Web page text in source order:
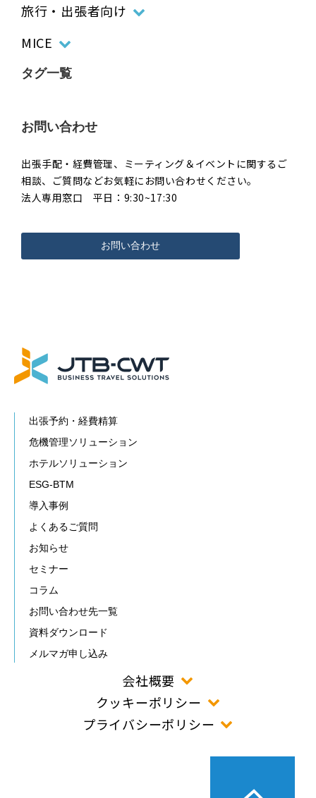
旅行・出張者向け
MICE
タグ一覧
お問い合わせ
出張手配・経費管理、ミーティング＆イベントに関するご
相談、ご質問などお気軽にお問い合わせください。
法人専用窓口 平日：9:30~17:30
お問い合わせ
出張予約・経費精算
危機管理ソリューション
ホテルソリューション
ESG-BTM
導入事例
よくあるご質問
お知らせ
セミナー
コラム
お問い合わせ先一覧
資料ダウンロード
メルマガ申し込み
会社概要
クッキーポリシー
プライバシーポリシー